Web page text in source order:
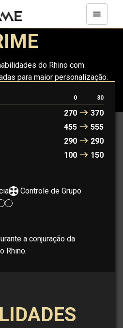
do Rhino com
para maior personalização.
0 30
270
370
455
555
290
290
100 150
Controle de Grupo
a conjuração da
Rhino.